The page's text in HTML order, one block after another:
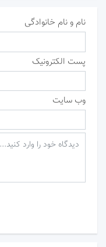
نام و نام خانوادگی
پست الکترونیک
وب سایت